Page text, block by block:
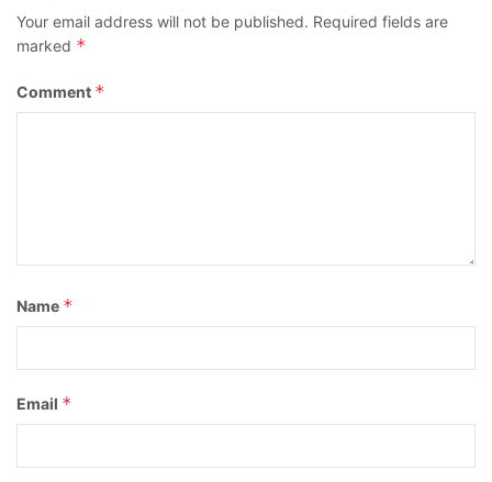
Your email address will not be published. Required fields are
marked *
Comment *
Name *
Email *